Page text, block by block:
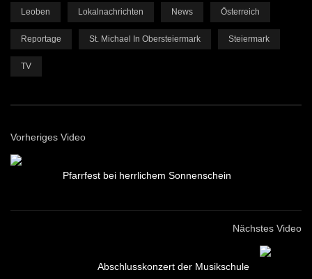
Leoben Lokalnachrichten News Österreich
Reportage St. Michael In Obersteiermark Steiermark
TV
Vorheriges Video
Pfarrfest bei herrlichem Sonnenschein
Nächstes Video
Abschlusskonzert der Musikschule